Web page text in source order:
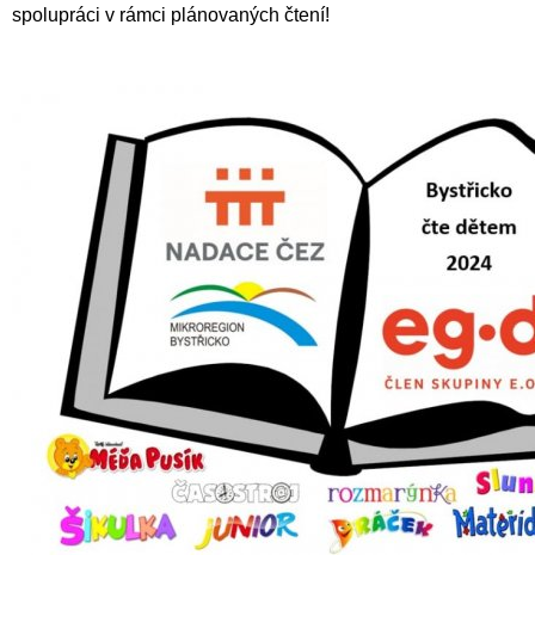
spolupráci v rámci plánovaných čtení!